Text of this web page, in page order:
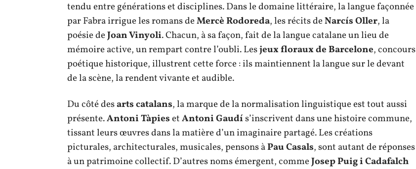
tendu entre générations et disciplines. Dans le domaine littéraire, la langue façonnée
par Fabra irrigue les romans deMercè Rodoreda, les récits deNarcís Oller, la
poésie deJoan Vinyoli. Chacun, à sa façon, fait de la langue catalane un lieu de
mémoire active, un rempart contre l’oubli. Lesjeux floraux de Barcelone, concours
poétique historique, illustrent cette force : ils maintiennent la langue sur le devant
de la scène, la rendent vivante et audible.
Du côté desarts catalans, la marque de la normalisation linguistique est tout aussi
présente.Antoni TàpiesetAntoni Gaudís’inscrivent dans une histoire commune,
tissant leurs œuvres dans la matière d’un imaginaire partagé. Les créations
picturales, architecturales, musicales, pensons àPau Casals, sont autant de réponses
à un patrimoine collectif. D’autres noms émergent, commeJosep Puig i Cadafalch